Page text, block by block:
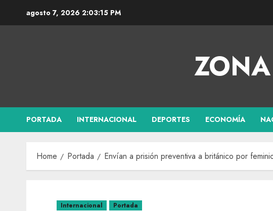
agosto 7, 2026 2:03:16 PM
PORTADA INTERNACIONAL DEPORTES ECONOMÍA
Home Portada Envían a prisión preventiva a británico por
Internacional Portada